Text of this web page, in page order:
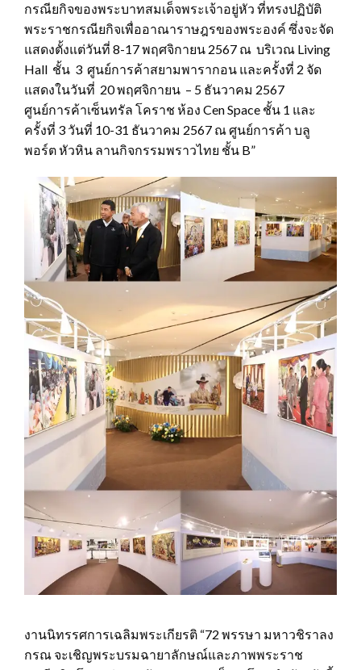
กรณียกิจของพระบาทสมเด็จพระเจ้าอยู่หัว ที่ทรงปฏิบัติ
พระราชกรณียกิจเพื่ออาณาราษฎรของพระองค์ ซึ่งจะจัด
แสดงตั้งแต่วันที่ 8-17 พฤศจิกายน 2567 ณ บริเวณ Living
Hall ชั้น 3 ศูนย์การค้าสยามพารากอน และครั้งที่ 2 จัด
แสดงในวันที่ 20 พฤศจิกายน – 5 ธันวาคม 2567
ศูนย์การค้าเซ็นทรัล โคราช ห้อง Cen Space ชั้น 1 และ
ครั้งที่ 3 วันที่ 10-31 ธันวาคม 2567 ณ ศูนย์การค้า บลู
พอร์ต หัวหิน ลานกิจกรรมพราวไทย ชั้น B”
งานนิทรรศการเฉลิมพระเกียรติ “72 พรรษา มหาวชิราลง
กรณ จะเชิญพระบรมฉายาลักษณ์และภาพพระราช